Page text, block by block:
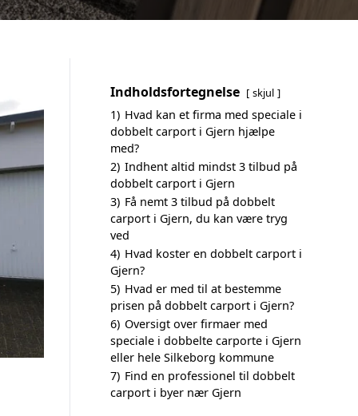
Indholdsfortegnelse skjul
1) Hvad kan et firma med speciale i
dobbelt carport i Gjern hjælpe
med?
2) Indhent altid mindst 3 tilbud på
dobbelt carport i Gjern
3) Få nemt 3 tilbud på dobbelt
carport i Gjern, du kan være tryg
ved
4) Hvad koster en dobbelt carport i
Gjern?
5) Hvad er med til at bestemme
prisen på dobbelt carport i Gjern?
6) Oversigt over firmaer med
speciale i dobbelte carporte i Gjern
eller hele Silkeborg kommune
7) Find en professionel til dobbelt
carport i byer nær Gjern